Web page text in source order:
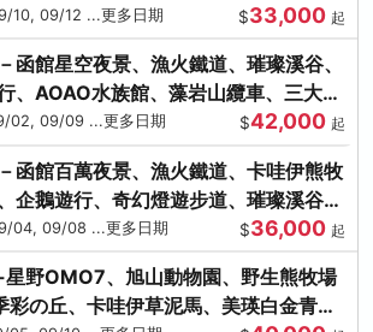
10, 09/12 ...更多日期 $33,000 起
函館星空夜景、漁火鐵道、璀璨溪谷、
、AOAO水族館、藻岩山纜車、三大螃
02, 09/09 ...更多日期 $42,000 起
函館百萬夜景、漁火鐵道、卡哇伊熊牧
企鵝遊行、奇幻燈遊步道、璀璨溪谷、
04, 09/08 ...更多日期 $36,000 起
野OMO7、旭山動物園、野生熊牧場
彩の丘、卡哇伊草泥馬、美瑛白金青